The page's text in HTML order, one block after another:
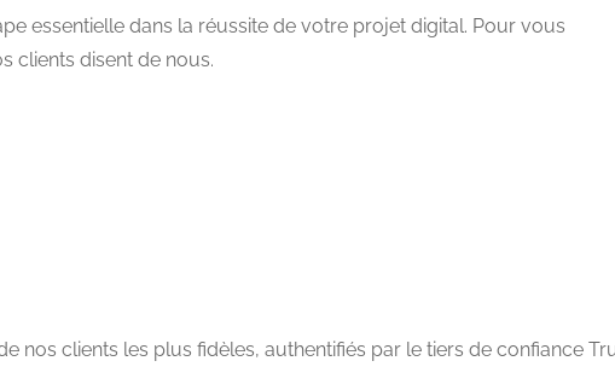
essentielle dans la réussite de votre projet digital. Pour vous
clients disent de nous.
nos clients les plus fidèles, authentifiés par le tiers de confiance